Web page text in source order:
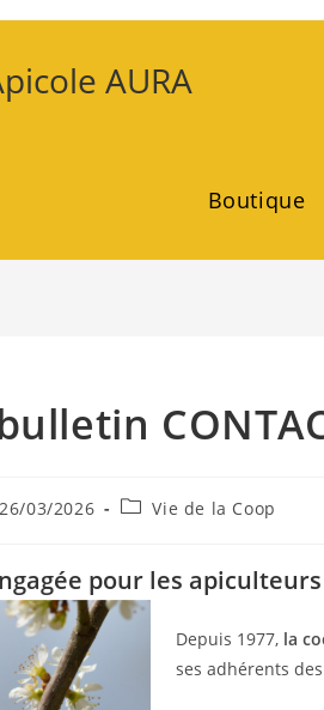
AURA
Boutique
26/03/2026 Vie de la Coop
pour les
Depuis 1977, la
ses adhérents